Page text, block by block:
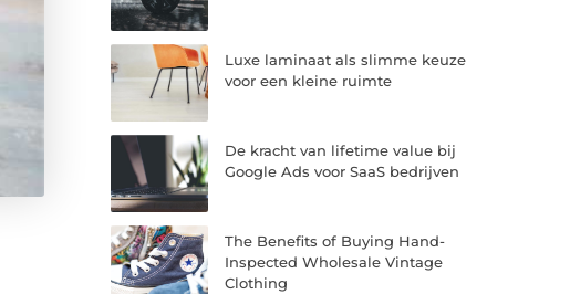
Luxe laminaat als slimme keuze
voor een kleine ruimte
De kracht van lifetime value bij
Google Ads voor SaaS bedrijven
The Benefits of Buying Hand-
Inspected Wholesale Vintage
Clothing